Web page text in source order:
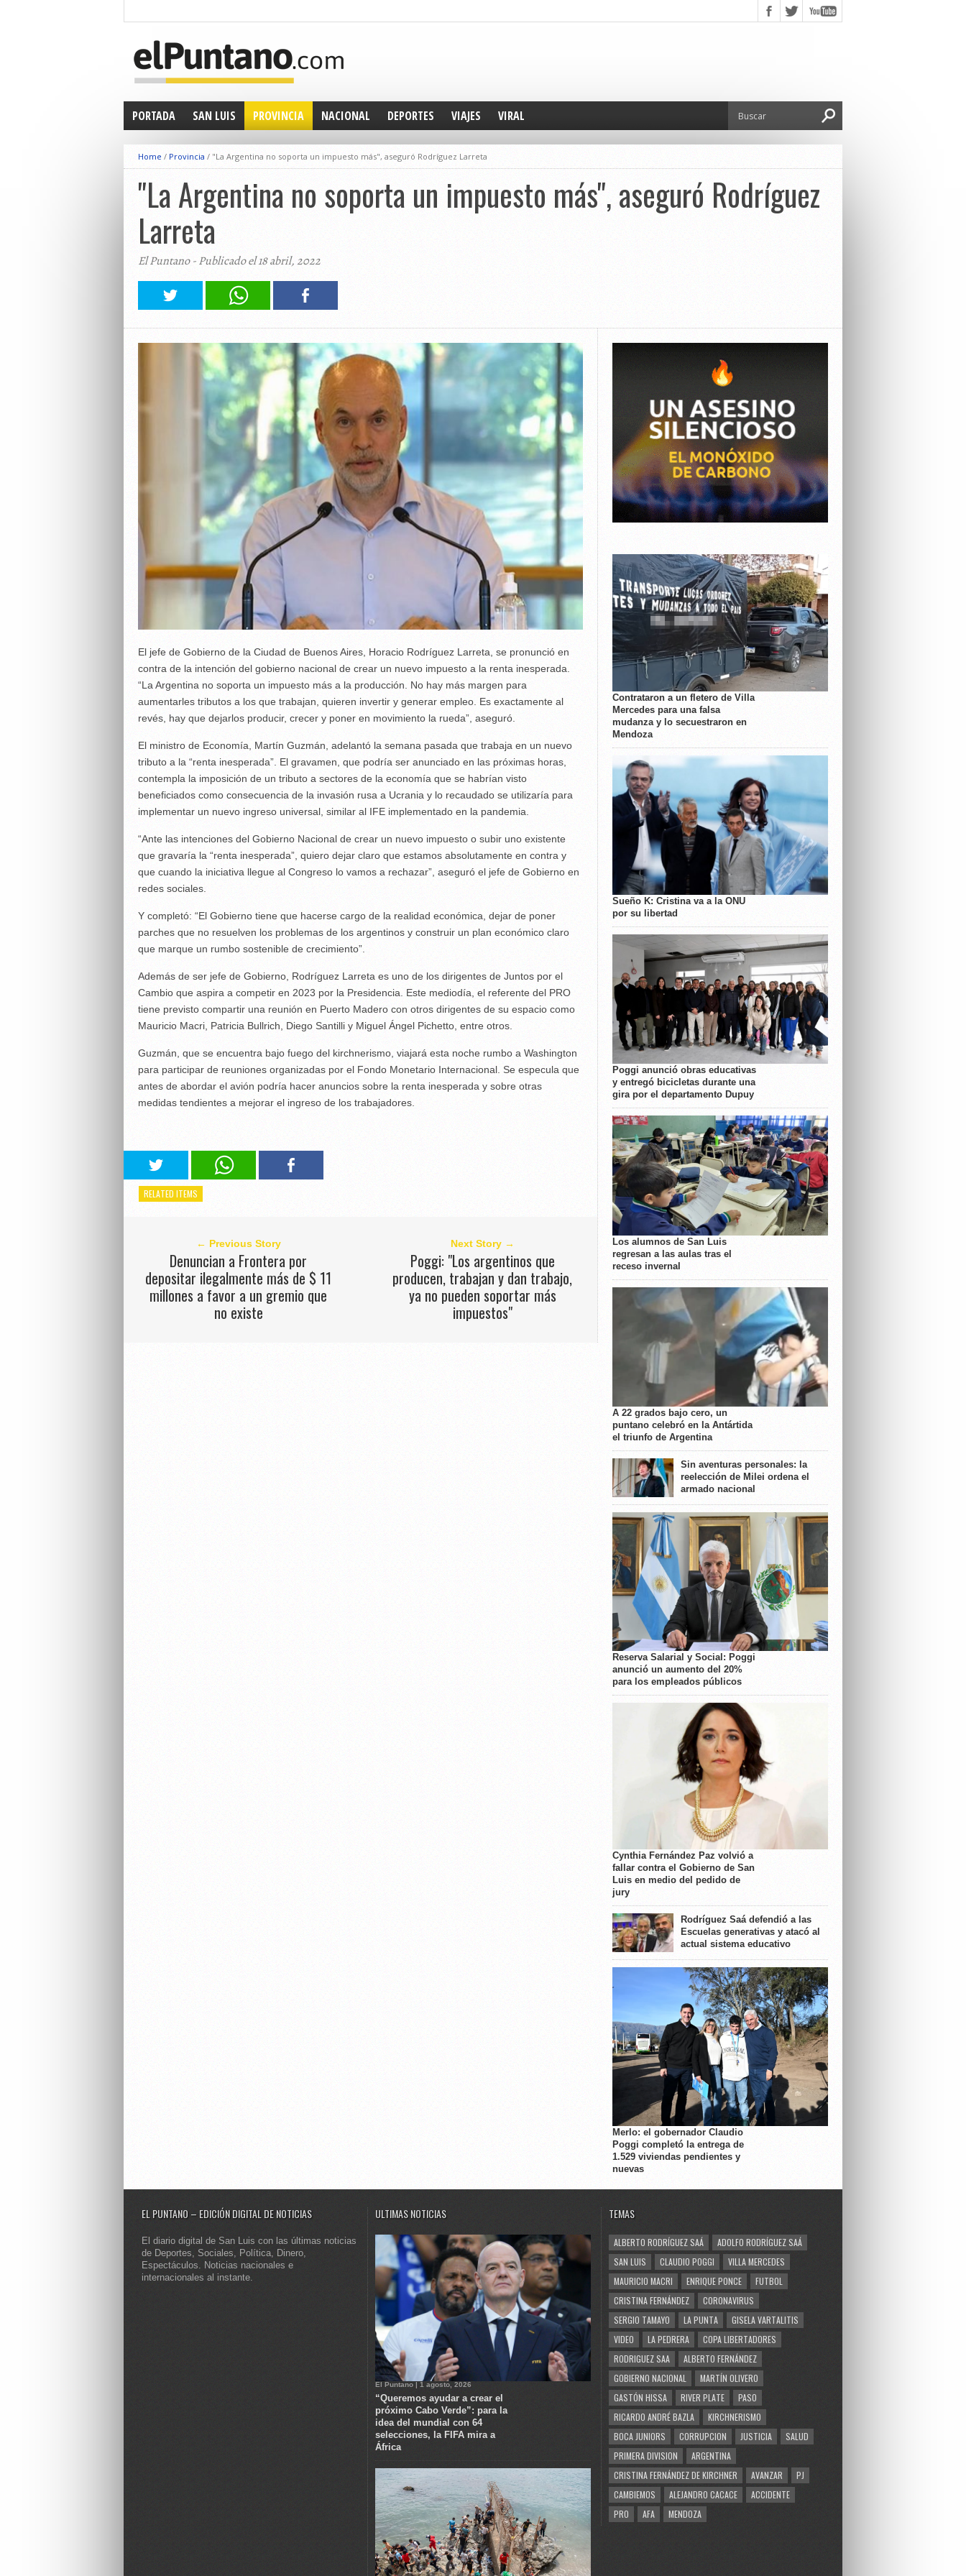
PORTADA SAN LUIS PROVINCIA NACIONAL DEPORTES VIAJES VIRAL
Home / Provincia / "La Argentina no soporta un impuesto más", aseguró Rodríguez Larreta
"La Argentina no soporta un impuesto más", aseguró Rodríguez
Larreta
El Puntano - Publicado el 18 abril, 2022
El jefe de Gobierno de la Ciudad de Buenos Aires, Horacio Rodríguez Larreta, se pronunció en
contra de la intención del gobierno nacional de crear un nuevo impuesto a la renta inesperada.
“La Argentina no soporta un impuesto más a la producción. No hay más margen para
aumentarles tributos a los que trabajan, quieren invertir y generar empleo. Es exactamente al
revés, hay que dejarlos producir, crecer y poner en movimiento la rueda”, aseguró.
El ministro de Economía, Martín Guzmán, adelantó la semana pasada que trabaja en un nuevo
tributo a la “renta inesperada”. El gravamen, que podría ser anunciado en las próximas horas,
contempla la imposición de un tributo a sectores de la economía que se habrían visto
beneficiados como consecuencia de la invasión rusa a Ucrania y lo recaudado se utilizaría para
implementar un nuevo ingreso universal, similar al IFE implementado en la pandemia.
“Ante las intenciones del Gobierno Nacional de crear un nuevo impuesto o subir uno existente
que gravaría la “renta inesperada”, quiero dejar claro que estamos absolutamente en contra y
que cuando la iniciativa llegue al Congreso lo vamos a rechazar”, aseguró el jefe de Gobierno en
redes sociales.
Y completó: “El Gobierno tiene que hacerse cargo de la realidad económica, dejar de poner
parches que no resuelven los problemas de los argentinos y construir un plan económico claro
que marque un rumbo sostenible de crecimiento”.
Además de ser jefe de Gobierno, Rodríguez Larreta es uno de los dirigentes de Juntos por el
Cambio que aspira a competir en 2023 por la Presidencia. Este mediodía, el referente del PRO
tiene previsto compartir una reunión en Puerto Madero con otros dirigentes de su espacio como
Mauricio Macri, Patricia Bullrich, Diego Santilli y Miguel Ángel Pichetto, entre otros.
Guzmán, que se encuentra bajo fuego del kirchnerismo, viajará esta noche rumbo a Washington
para participar de reuniones organizadas por el Fondo Monetario Internacional. Se especula que
antes de abordar el avión podría hacer anuncios sobre la renta inesperada y sobre otras
medidas tendientes a mejorar el ingreso de los trabajadores.
RELATED ITEMS
← Previous Story
Denuncian a Frontera por
depositar ilegalmente más de $ 11
millones a favor a un gremio que
no existe
Next Story →
Poggi: "Los argentinos que
producen, trabajan y dan trabajo,
ya no pueden soportar más
impuestos"
Contrataron a un fletero de Villa
Mercedes para una falsa
mudanza y lo secuestraron en
Mendoza
Sueño K: Cristina va a la ONU
por su libertad
Poggi anunció obras educativas
y entregó bicicletas durante una
gira por el departamento Dupuy
Los alumnos de San Luis
regresan a las aulas tras el
receso invernal
A 22 grados bajo cero, un
puntano celebró en la Antártida
el triunfo de Argentina
Sin aventuras personales: la
reelección de Milei ordena el
armado nacional
Reserva Salarial y Social: Poggi
anunció un aumento del 20%
para los empleados públicos
Cynthia Fernández Paz volvió a
fallar contra el Gobierno de San
Luis en medio del pedido de
jury
Rodríguez Saá defendió a las
Escuelas generativas y atacó al
actual sistema educativo
Merlo: el gobernador Claudio
Poggi completó la entrega de
1.529 viviendas pendientes y
nuevas
EL PUNTANO – EDICIÓN DIGITAL DE NOTICIAS
El diario digital de San Luis con las últimas noticias
de Deportes, Sociales, Política, Dinero,
Espectáculos. Noticias nacionales e
internacionales al instante.
ULTIMAS NOTICIAS
El Puntano | 1 agosto, 2026
“Queremos ayudar a crear el
próximo Cabo Verde”: para la
idea del mundial con 64
selecciones, la FIFA mira a
África
TEMAS
ALBERTO RODRÍGUEZ SAÁ
ADOLFO RODRÍGUEZ SAÁ
SAN LUIS
CLAUDIO POGGI
VILLA MERCEDES
MAURICIO MACRI
ENRIQUE PONCE
FUTBOL
CRISTINA FERNÁNDEZ
CORONAVIRUS
SERGIO TAMAYO
LA PUNTA
GISELA VARTALITIS
VIDEO
LA PEDRERA
COPA LIBERTADORES
RODRIGUEZ SAA
ALBERTO FERNÁNDEZ
GOBIERNO NACIONAL
MARTÍN OLIVERO
GASTÓN HISSA
RIVER PLATE
PASO
RICARDO ANDRÉ BAZLA
KIRCHNERISMO
BOCA JUNIORS
CORRUPCION JUSTICIA
SALUD
PRIMERA DIVISION
ARGENTINA
CRISTINA FERNÁNDEZ DE KIRCHNER
AVANZAR
PJ
CAMBIEMOS
ALEJANDRO CACACE
ACCIDENTE
PRO
AFA MENDOZA